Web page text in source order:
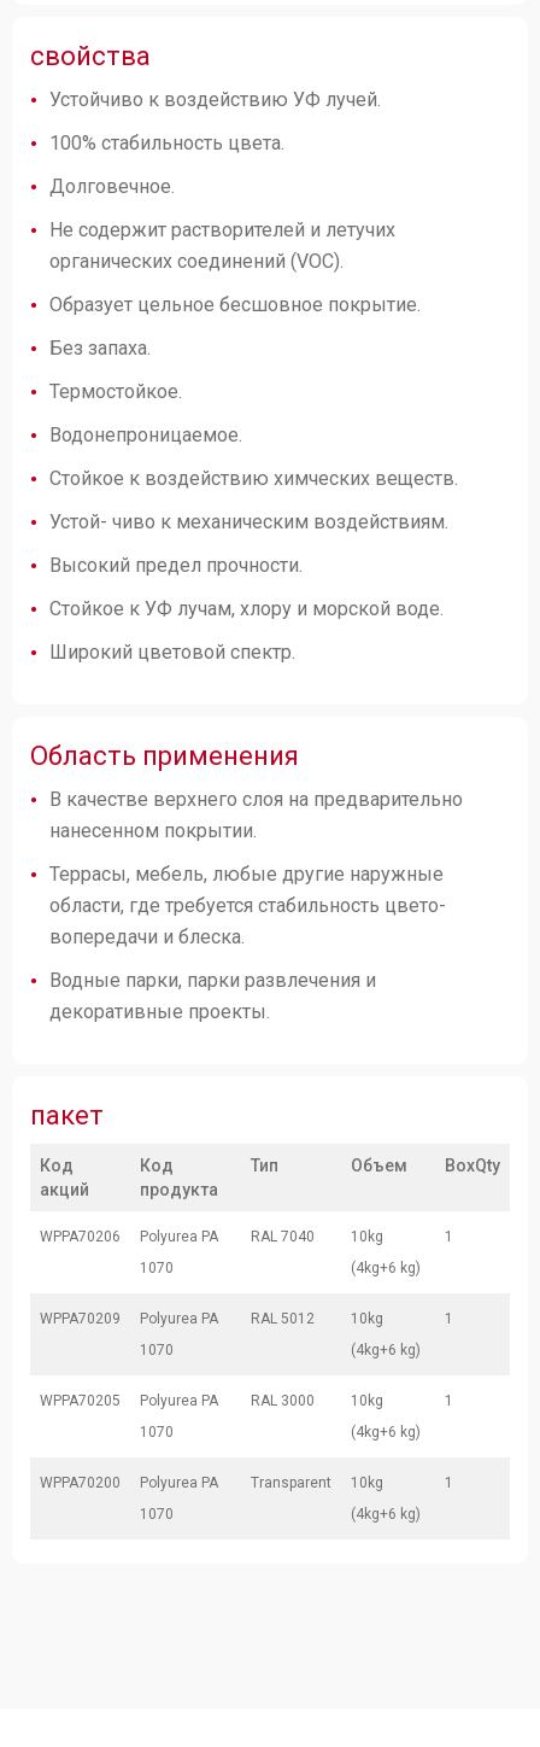
свойства
Устойчиво к воздействию УФ лучей.
100% стабильность цвета.
Долговечное.
Не содержит растворителей и летучих
органических соединений (VOC).
Образует цельное бесшовное покрытие.
Без запаха.
Термостойкое.
Водонепроницаемое.
Стойкое к воздействию химческих веществ.
Устой- чиво к механическим воздействиям.
Высокий предел прочности.
Стойкое к УФ лучам, хлору и морской воде.
Широкий цветовой спектр.
Область применения
В качестве верхнего слоя на предварительно
нанесенном покрытии.
Террасы, мебель, любые другие наружные
области, где требуется стабильность цвето-
вопередачи и блеска.
Водные парки, парки развлечения и
декоративные проекты.
пакет
Код
акций
Код
продукта
Тип Объем BoxQty
WPPA70206
Polyurea PA
1070
RAL 7040
10kg
(4kg+6 kg)
1
WPPA70209
Polyurea PA
1070
RAL 5012
10kg
(4kg+6 kg)
1
WPPA70205
Polyurea PA
1070
RAL 3000
10kg
(4kg+6 kg)
1
WPPA70200
Polyurea PA
1070
Transparent
10kg
(4kg+6 kg)
1